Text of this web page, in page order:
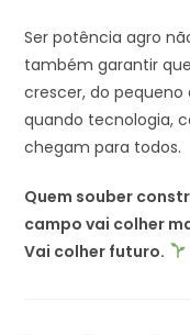
Ser potência agro
também garantir
crescer, do pequeno
quando tecnologia,
chegam para todos.
Quem souber
campo vai colher
Vai colher futuro.